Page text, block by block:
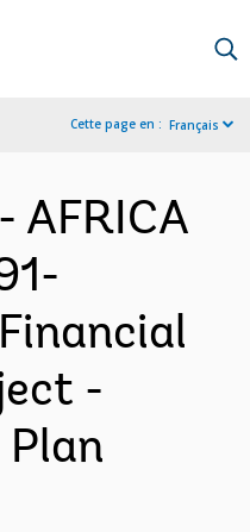
Cette page en : Français
AFRICA
-